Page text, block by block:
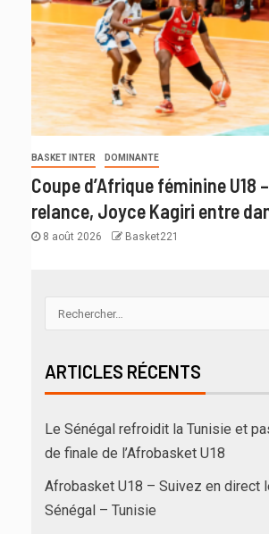
BASKET INTER DOMINANTE
Coupe d’Afrique féminine U18
relance, Joyce Kagiri entre
8 août 2026 Basket221
ARTICLES RÉCENTS
Le Sénégal refroidit la Tunisie et
de finale de l’Afrobasket U18
Afrobasket U18 – Suivez en direct
Sénégal – Tunisie